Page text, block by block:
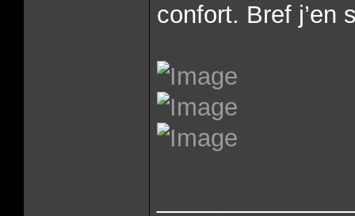
confort. Bref